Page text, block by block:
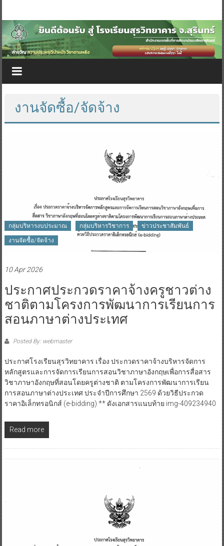
งานจัดซื้อ/จัดจ้าง
กลุ่มบริหารงบประมาณ กลุ่มบริหารวิชาการ ข่าวประชาสัมพันธ์
งานจัดซื้อ/จัดจ้าง
10 Apr 2026
ประกาศประกวดราคาจ้างครูชาวต่าง
ชาติตามโครงการพัฒนาการเรียนการ
สอนภาษาต่างประเทศ
Posted By: webmaster
ประกาศโรงเรียนสุรวิทยาคาร เรื่อง ประกวดราคาจ้างบริหารจัดการ
หลักสูตรและการจัดการเรียนการสอนวิชาภาษาอังกฤษเพื่อการสื่อสาร
วิชาภาษาอังกฤษที่สอนโดยครูต่างชาติ ตามโครงการพัฒนาการเรียน
การสอนภาษาต่างประเทศ ประจำปีการศึกษา 2569 ด้วยวิธีประกวด
ราคาอิเล็กทรอนิกส์ (e-bidding) ** ดังเอกสารแนบท้าย img-409234940
Read more